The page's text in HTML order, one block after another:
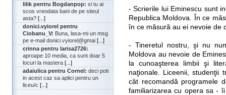
lilik pentru Bogdanpop: si tu ai
scos vreodata bani de pe siteul
asta? [...]
donici.vyiorel pentru
Ciobanu_V: Buna, lasa-mi un msg
pe e-mail donici.vyiorel@gmai [...]
crinna pentru larisa2726:
aproape 10 media, ca sunt doar 5
locuri la mastera [...]
adaiulica pentru Cornel: deci poti
in acest caz sa aplici pentru un
liceu/c [...]
- Scrierile lui Eminescu sunt
Republica Moldova. În ce
în ce măsură au ei nevoie de
- Tineretul nostru, şi nu
Moldova au nevoie de
la cunoaşterea limbii şi
naţionale. Liceenii, studenţii
cât recomandă programele
familiarizarea cu opera sa -